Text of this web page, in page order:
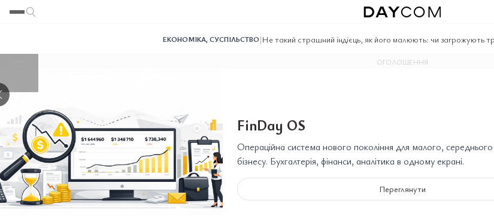
ЕКОНОМІКА, СУСПІЛЬСТВО|Не такий страшний індієць, як його малюють: чи загрожують
ОГОЛОШЕННЯ
FinDay OS
Операційна система нового покоління для малого,
бізнесу. Бухгалтерія, фінанси, аналітика в одному екрані.
Переглянути